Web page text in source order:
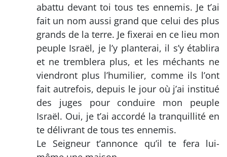
abattu devant toi tous tes ennemis. Je t’ai
fait un nom aussi grand que celui des plus
grands de la terre. Je fixerai en ce lieu mon
peuple Israël, je l’y planterai, il s’y établira
et ne tremblera plus, et les méchants ne
viendront plus l’humilier, comme ils l’ont
fait autrefois, depuis le jour où j’ai institué
des juges pour conduire mon peuple
Israël. Oui, je t’ai accordé la tranquillité en
te délivrant de tous tes ennemis.
Le Seigneur t’annonce qu’il te fera lui-